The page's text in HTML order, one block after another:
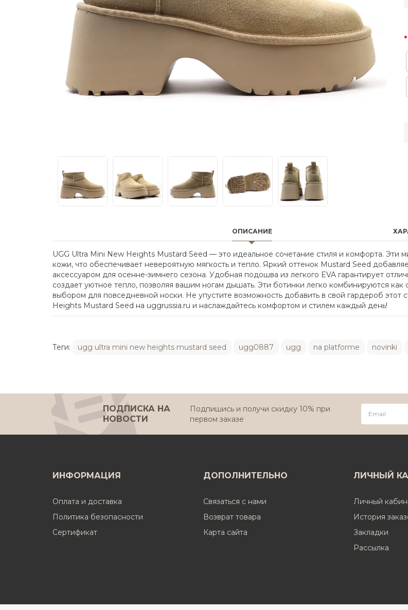
ОПИСАНИЕ
UGG Ultra Mini New Heights Mustard Seed — это идеальное сочетание стиля и комфорта. Эти
кожи, что обеспечивает невероятную мягкость и тепло. Яркий оттенок Mustard Seed
аксессуаром для осенне-зимнего сезона. Удобная подошва из легкого EVA гарантирует
создает уютное тепло, позволяя вашим ногам дышать. Эти ботинки легко комбинируются как
выбором для повседневной носки. Не упустите возможность добавить в свой гардероб этот
Heights Mustard Seed на uggrussia.ru и наслаждайтесь комфортом и стилем каждый день!
Теги: ugg ultra mini new heights mustard seed ugg0887 ugg na platforme novinki
ПОДПИСКА НА
НОВОСТИ
Подпишись и получи скидку 10% при
первом заказе
ИНФОРМАЦИЯ
Оплата и доставка
Политика безопасности
Cертификат
ДОПОЛНИТЕЛЬНО
Связаться с нами
Возврат товара
Карта сайта
ЛИЧНЫЙ
Личный
История
Закладки
Рассылка